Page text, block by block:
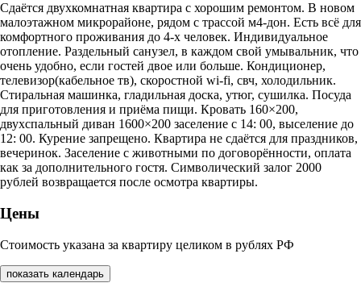
Сдаётся двухкомнатная квартира с хорошим ремонтом. В новом
малоэтажном микрорайоне, рядом с трассой м4-дон. Есть всё для
комфортного проживания до 4-х человек. Индивидуальное
отопление. Раздельный санузел, в каждом свой умывальник, что
очень удобно, если гостей двое или больше. Кондиционер,
телевизор(кабельное тв), скоростной wi-fi, свч, холодильник.
Стиральная машинка, гладильная доска, утюг, сушилка. Посуда
для приготовления и приёма пищи. Кровать 160×200,
двухспальный диван 1600×200 заселение с 14: 00, выселение до
12: 00. Курение запрещено. Квартира не сдаётся для праздников,
вечеринок. Заселение с животными по договорённости, оплата
как за дополнительного гостя. Символический залог 2000
рублей возвращается после осмотра квартиры.
Цены
Стоимость указана за квартиру целиком в рублях РФ
показать календарь